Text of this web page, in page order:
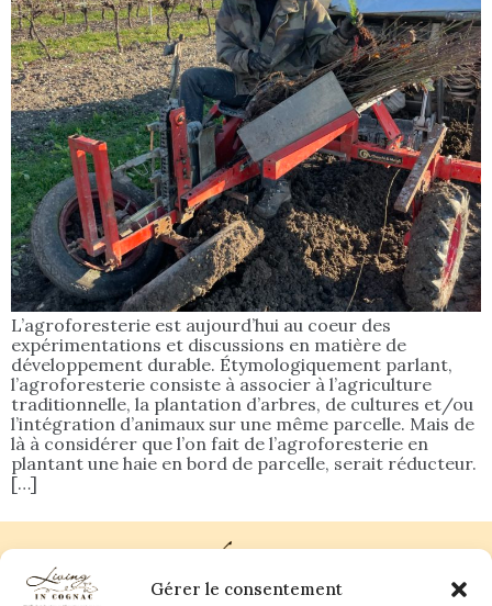
Gérer le consentement
L’agroforesterie est aujourd’hui au coeur des
expérimentations et discussions en matière de
développement durable. Étymologiquement parlant,
l’agroforesterie consiste à associer à l’agriculture
traditionnelle, la plantation d’arbres, de cultures et/ou
l’intégration d’animaux sur une même parcelle. Mais de
là à considérer que l’on fait de l’agroforesterie en
plantant une haie en bord de parcelle, serait réducteur.
[…]